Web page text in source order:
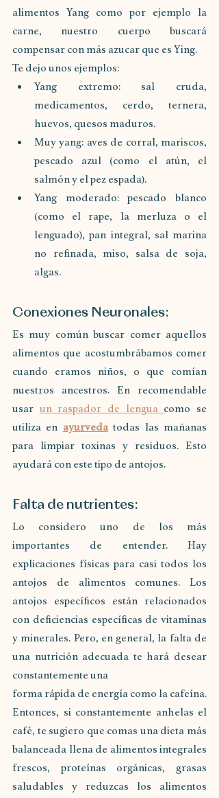
alimentos Yang como por ejemplo la
carne, nuestro cuerpo buscará
compensar con más azucar que es Ying.
Te dejo unos ejemplos:
Yang extremo: sal cruda,
medicamentos, cerdo, ternera,
huevos, quesos maduros.
Muy yang: aves de corral, mariscos,
pescado azul (como el atún, el
salmón y el pez espada).
Yang moderado: pescado blanco
(como el rape, la merluza o el
lenguado), pan integral, sal marina
no refinada, miso, salsa de soja,
algas.
Conexiones Neuronales:
Es muy común buscar comer aquellos
alimentos que acostumbrábamos comer
cuando eramos niños, o que comían
nuestros ancestros. En recomendable
usar un raspador de lengua como se
utiliza en ayurveda todas las mañanas
para limpiar toxinas y residuos. Esto
ayudará con este tipo de antojos.
Falta de nutrientes:
Lo considero uno de los más
importantes de entender. Hay
explicaciones físicas para casi todos los
antojos de alimentos comunes. Los
antojos específicos están relacionados
con deficiencias específicas de vitaminas
y minerales. Pero, en general, la falta de
una nutrición adecuada te hará desear
constantemente una
forma rápida de energía como la cafeína.
Entonces, si constantemente anhelas el
café, te sugiero que comas una dieta más
balanceada llena de alimentos integrales
frescos, proteínas orgánicas, grasas
saludables y reduzcas los alimentos